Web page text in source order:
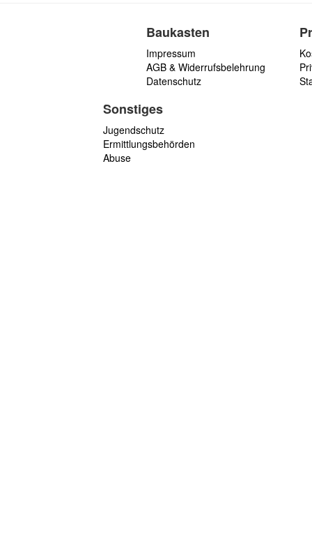
Baukasten
Impressum
AGB & Widerrufsbelehrung
Datenschutz
Sonstiges
Jugendschutz
Ermittlungsbehörden
Abuse